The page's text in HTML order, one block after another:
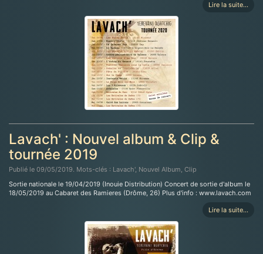
Lire la suite...
Lavach' : Nouvel album & Clip &
tournée 2019
Publié le 09/05/2019. Mots-clés : Lavach', Nouvel Album, Clip
Sortie nationale le 19/04/2019 (Inouie Distribution) Concert de sortie d'album le
18/05/2019 au Cabaret des Ramieres (Drôme, 26) Plus d'info : www.lavach.com
Lire la suite...